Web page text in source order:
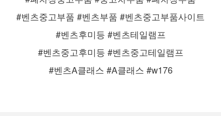
#벤츠중고부품 #벤츠부품 #벤츠중고부품사이트
#벤츠후미등 #벤츠테일램프
#벤츠중고후미등 #벤츠중고테일램프
#벤츠A클래스 #A클래스 #w176